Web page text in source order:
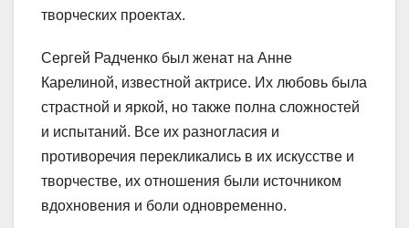
творческих проектах.
Сергей Радченко был женат на Анне
Карелиной, известной актрисе. Их любовь была
страстной и яркой, но также полна сложностей
и испытаний. Все их разногласия и
противоречия перекликались в их искусстве и
творчестве, их отношения были источником
вдохновения и боли одновременно.